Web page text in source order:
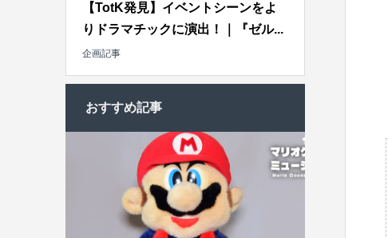
【TotK発見】イベントシーンをよ
りドラマチックに演出！｜『ゼル...
企画記事
おすすめ記事